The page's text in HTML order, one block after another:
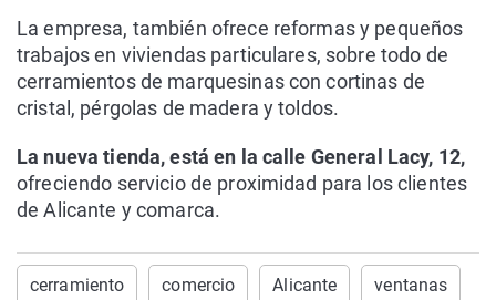
La empresa, también ofrece reformas y pequeños
trabajos en viviendas particulares, sobre todo de
cerramientos de marquesinas con cortinas de
cristal, pérgolas de madera y toldos.
La nueva tienda, está en la calle General Lacy, 12,
ofreciendo servicio de proximidad para los clientes
de Alicante y comarca.
cerramiento comercio Alicante ventanas